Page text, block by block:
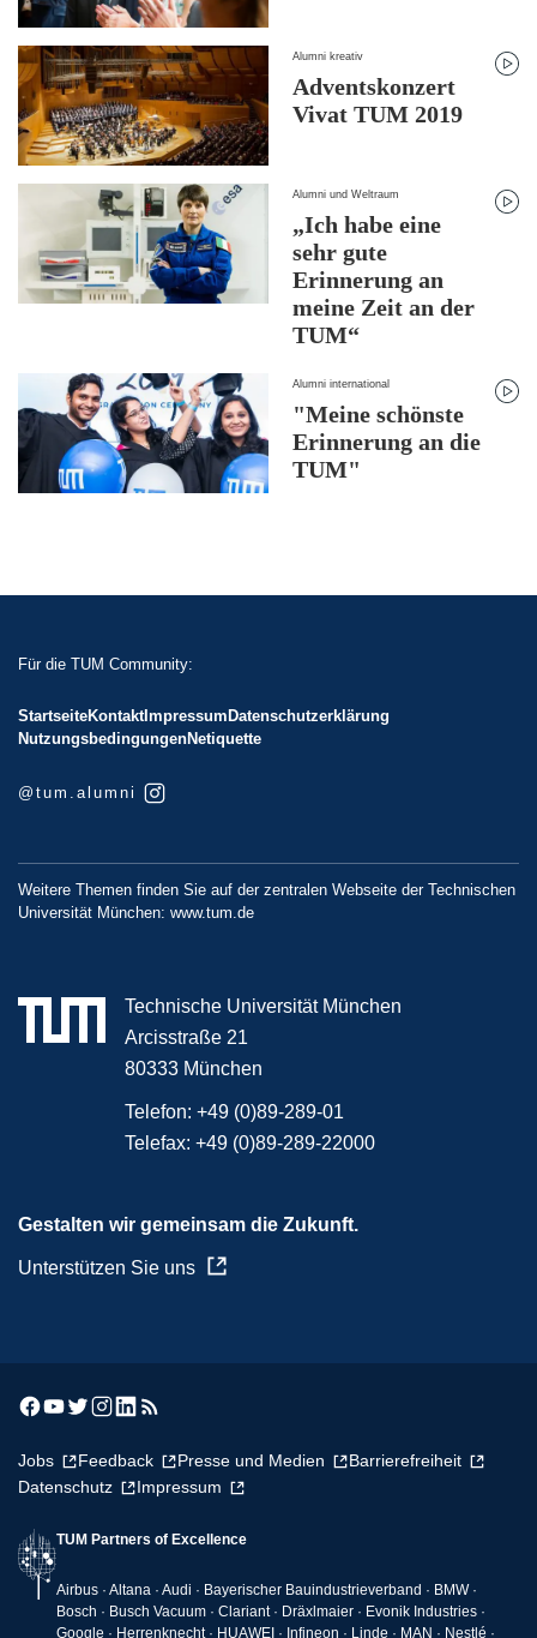
Alumni kreativ
Adventskonzert
Vivat TUM 2019
Alumni und Weltraum
„Ich habe eine
sehr gute
Erinnerung an
meine Zeit an der
TUM“
Alumni international
"Meine schönste
Erinnerung an die
TUM"
Für die TUM Community:
StartseiteKontaktImpressumDatenschutzerklärung
NutzungsbedingungenNetiquette
@tum.alumni
Weitere Themen finden Sie auf der zentralen Webseite der Technischen
Universität München: www.tum.de
Technische Universität München
Arcisstraße 21
80333 München
Telefon: +49 (0)89-289-01
Telefax: +49 (0)89-289-22000
Gestalten wir gemeinsam die Zukunft.
Unterstützen Sie uns
Jobs Feedback Presse und Medien
Barrierefreiheit
Datenschutz
Impressum
TUM Partners of Excellence
Airbus · Altana · Audi · Bayerischer Bauindustrieverband · BMW ·
Bosch · Busch Vacuum · Clariant · Dräxlmaier · Evonik Industries ·
Google · Herrenknecht · HUAWEI · Infineon · Linde · MAN · Nestlé ·